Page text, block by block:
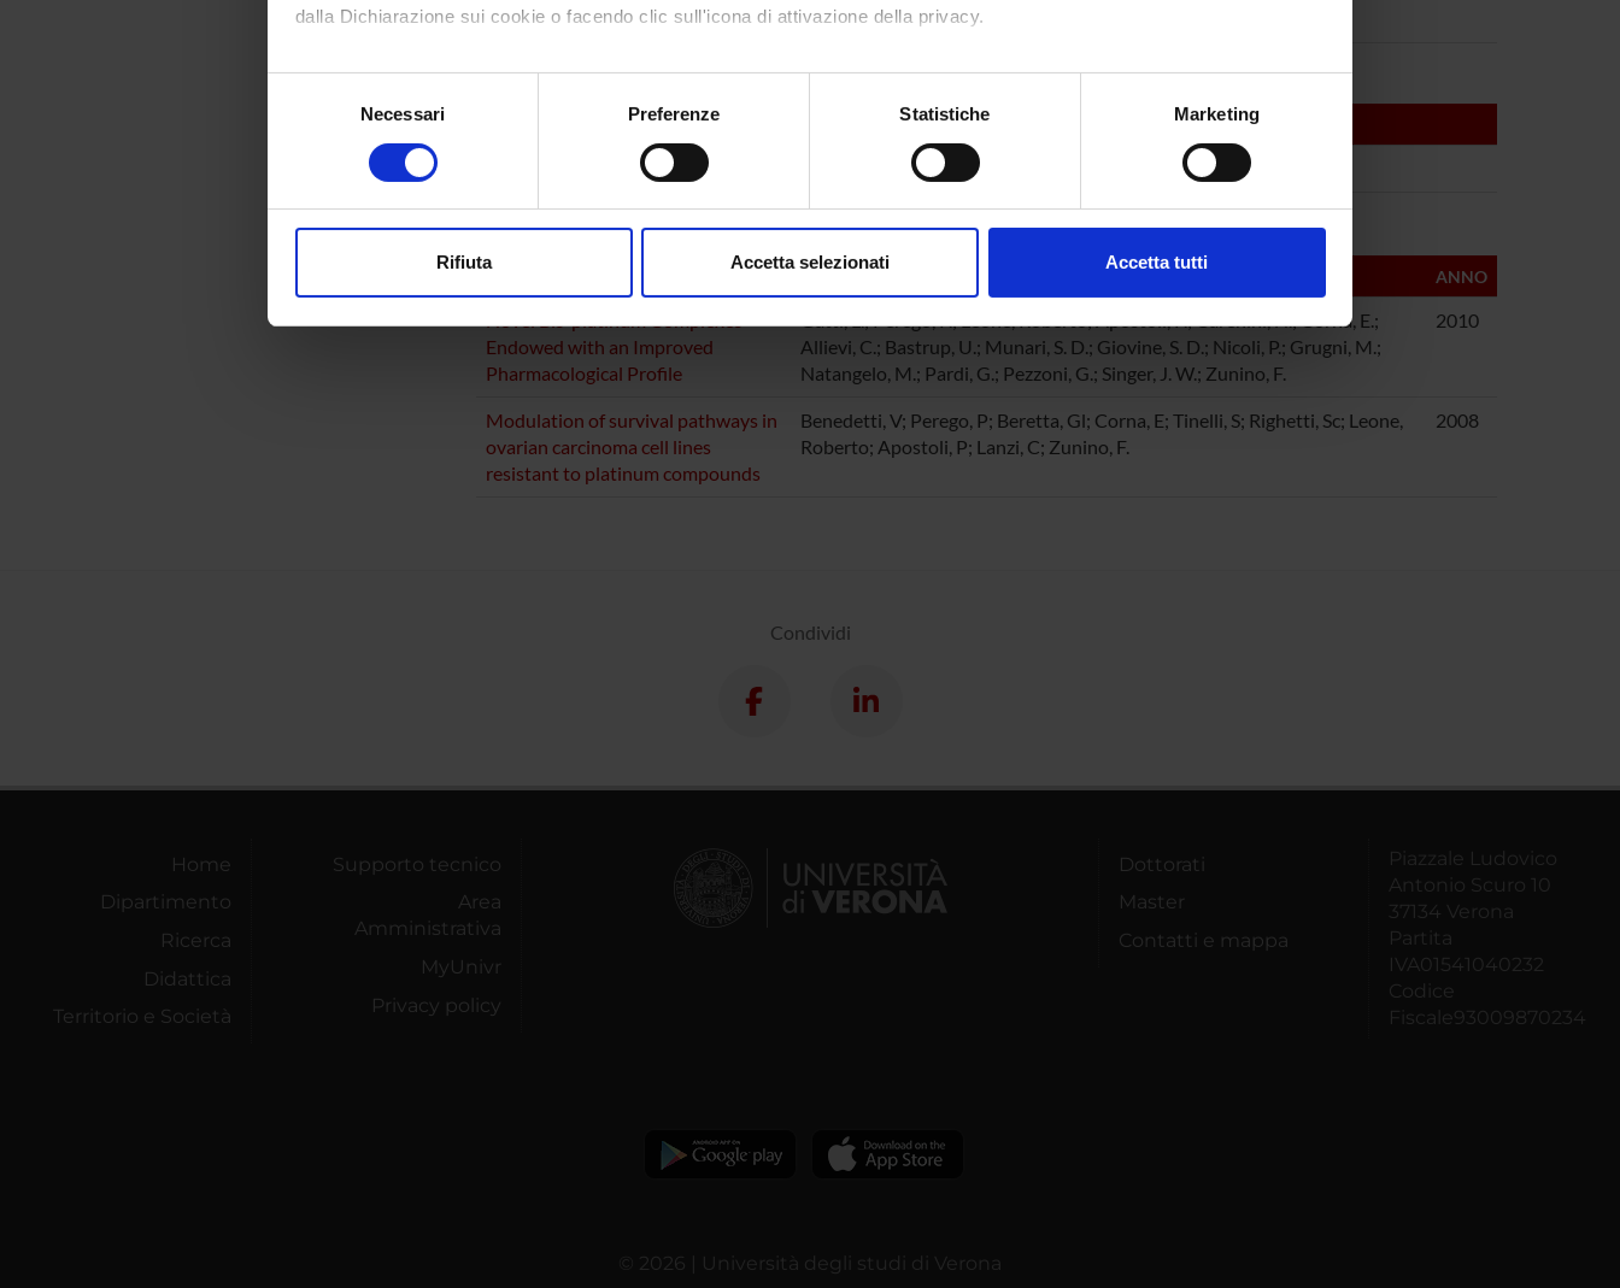
dalla Dichiarazione sui cookie o facendo clic sull'icona di attivazione della privacy.
Con il tuo consenso, vorremmo anche:
raccogliere informazioni sulla tua posizione geografica, con un'approssimazione di qualche metro,
digitali).
modificare o ritirare il tuo consenso in qualsiasi momento dalla Dichiarazione sui cookie.
di analisi dei dati web, pubblicità e social media, i quali potrebbero combinarle con altre informazioni che hai fornito loro o
che hanno raccolto dal tuo utilizzo dei loro servizi.
Necessari Preferenze Statistiche Marketing
Rifiuta Accetta selezionati Accetta tutti
Pharmacology & Pharmacy (DNBM)
ANNO
Endowed with an Improved
Pharmacological Profile
Gatti, L.; Perego, P.; Leone, Roberto; Apostoli, P.; Carenini, N.; Corna, E.;
Allievi, C.; Bastrup, U.; Munari, S. D.; Giovine, S. D.; Nicoli, P.; Grugni, M.;
Natangelo, M.; Pardi, G.; Pezzoni, G.; Singer, J. W.; Zunino, F.
2010
Modulation of survival pathways in
ovarian carcinoma cell lines
resistant to platinum compounds
Benedetti, V; Perego, P; Beretta, Gl; Corna, E; Tinelli, S; Righetti, Sc; Leone,
Roberto; Apostoli, P; Lanzi, C; Zunino, F.
2008
Condividi
Home
Dipartimento
Ricerca
Didattica
Territorio e Società
Supporto tecnico
Area
Amministrativa
MyUnivr
Privacy policy
Dottorati
Master
Contatti e mappa
Piazzale Ludovico
Antonio Scuro 10
37134 Verona
Partita
IVA01541040232
Codice
Fiscale93009870234
© 2026 | Università degli studi di Verona